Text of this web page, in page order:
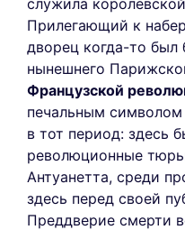
Прилегающий к
дворец когда-то был
нынешнего
Французской
печальным
в тот период: здесь
революционные
Антуанетта, среди
здесь перед своей
Преддверие смерти